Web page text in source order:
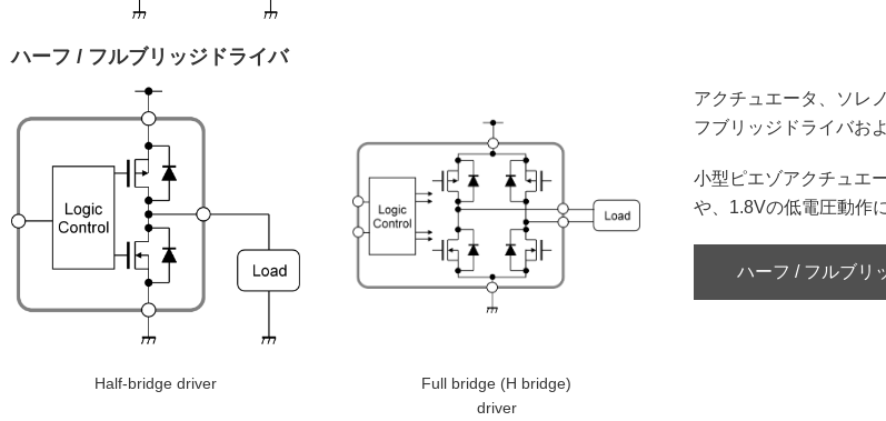
ハーフ / フルブリッジドライバ
Half-bridge driver
Full bridge (H bridge)
driver
アクチュエータ、ソレ
フブリッジドライバお
小型ピエゾアクチュエ
や、1.8Vの低電圧動作
ハーフ / フルブリ